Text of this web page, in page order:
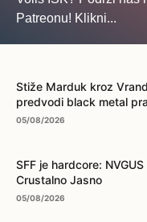
Patreonu! Klikni...
Stiže Marduk kroz
predvodi black metal
05/08/2026
SFF je hardcore:
Crustalno Jasno
05/08/2026